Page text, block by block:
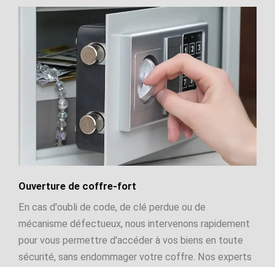
Ouverture de coffre-fort
En cas d'oubli de code, de clé perdue ou de
mécanisme défectueux, nous intervenons rapidement
pour vous permettre d'accéder à vos biens en toute
sécurité, sans endommager votre coffre. Nos experts